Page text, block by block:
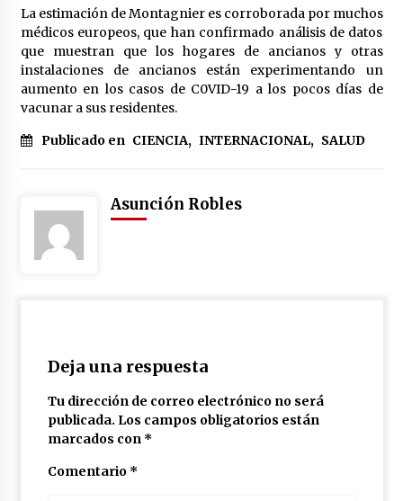
La estimación de Montagnier es corroborada por muchos
médicos europeos, que han confirmado análisis de datos
que muestran que los hogares de ancianos y otras
instalaciones de ancianos están experimentando un
aumento en los casos de C0VID-19 a los pocos días de
vacunar a sus residentes.
Publicado en CIENCIA, INTERNACIONAL, SALUD
Asunción Robles
Deja una respuesta
Tu dirección de correo electrónico no será
publicada. Los campos obligatorios están
marcados con *
Comentario *